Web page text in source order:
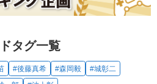
タグ一覧
#後藤真希 #森岡毅
#城彰二